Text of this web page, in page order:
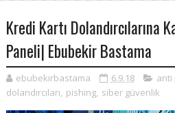
Kredi Kartı Dolandırcılarına
Paneli| Ebubekir Bastama
ebubekirbastama 6.9.18 anti
dolandırcıları, pishing, siber güvenlik